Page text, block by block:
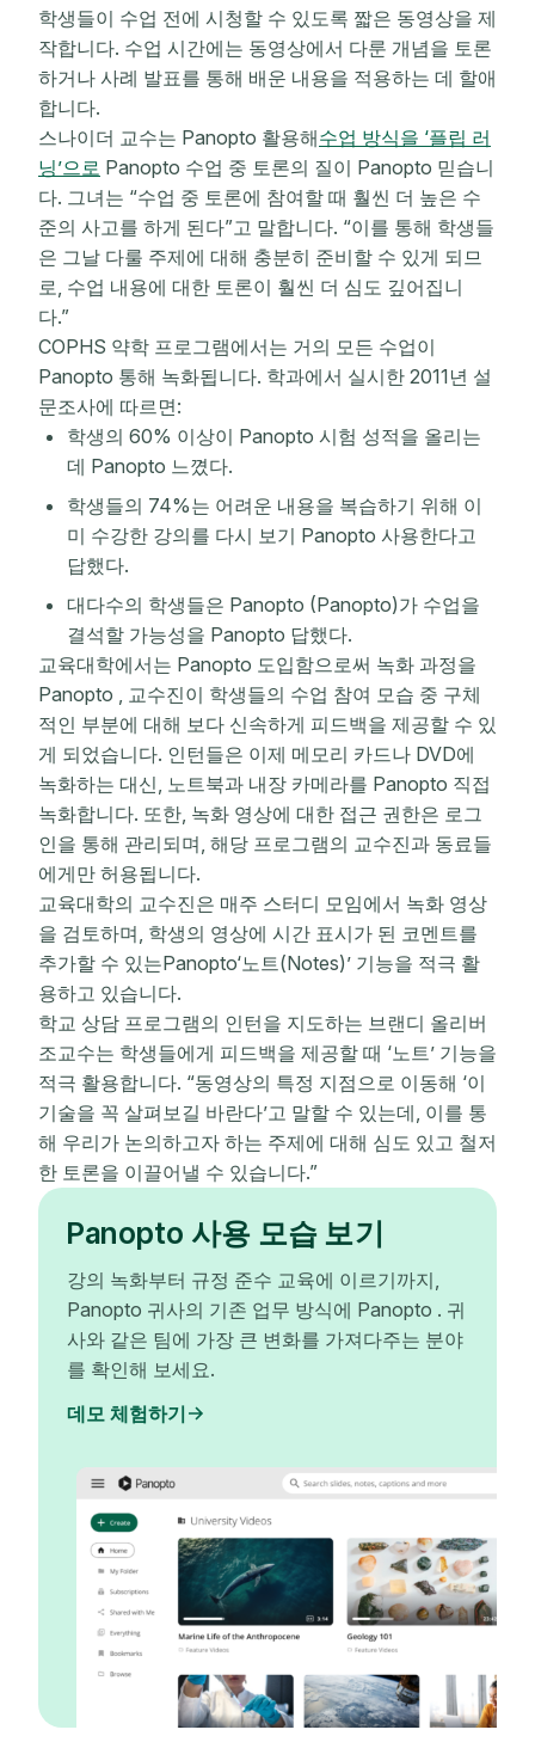
학생들이 수업 전에 시청할 수 있도록 짧은 동영상을 제
작합니다. 수업 시간에는 동영상에서 다룬 개념을 토론
하거나 사례 발표를 통해 배운 내용을 적용하는 데 할애
합니다.
스나이더 교수는 Panopto 활용해수업 방식을 ‘플립 러
닝’으로 Panopto 수업 중 토론의 질이 Panopto 믿습니
다. 그녀는 “수업 중 토론에 참여할 때 훨씬 더 높은 수
준의 사고를 하게 된다”고 말합니다. “이를 통해 학생들
은 그날 다룰 주제에 대해 충분히 준비할 수 있게 되므
로, 수업 내용에 대한 토론이 훨씬 더 심도 깊어집니
다.”
COPHS 약학 프로그램에서는 거의 모든 수업이
Panopto 통해 녹화됩니다. 학과에서 실시한 2011년 설
문조사에 따르면:
학생의 60% 이상이 Panopto 시험 성적을 올리는
데 Panopto 느꼈다.
학생들의 74%는 어려운 내용을 복습하기 위해 이
미 수강한 강의를 다시 보기 Panopto 사용한다고
답했다.
대다수의 학생들은 Panopto (Panopto)가 수업을
결석할 가능성을 Panopto 답했다.
교육대학에서는 Panopto 도입함으로써 녹화 과정을
Panopto , 교수진이 학생들의 수업 참여 모습 중 구체
적인 부분에 대해 보다 신속하게 피드백을 제공할 수 있
게 되었습니다. 인턴들은 이제 메모리 카드나 DVD에
녹화하는 대신, 노트북과 내장 카메라를 Panopto 직접
녹화합니다. 또한, 녹화 영상에 대한 접근 권한은 로그
인을 통해 관리되며, 해당 프로그램의 교수진과 동료들
에게만 허용됩니다.
교육대학의 교수진은 매주 스터디 모임에서 녹화 영상
을 검토하며, 학생의 영상에 시간 표시가 된 코멘트를
추가할 수 있는Panopto‘노트(Notes)’ 기능을 적극 활
용하고 있습니다.
학교 상담 프로그램의 인턴을 지도하는 브랜디 올리버
조교수는 학생들에게 피드백을 제공할 때 ‘노트’ 기능을
적극 활용합니다. “동영상의 특정 지점으로 이동해 ‘이
기술을 꼭 살펴보길 바란다’고 말할 수 있는데, 이를 통
해 우리가 논의하고자 하는 주제에 대해 심도 있고 철저
한 토론을 이끌어낼 수 있습니다.”
Panopto 사용 모습 보기
강의 녹화부터 규정 준수 교육에 이르기까지,
Panopto 귀사의 기존 업무 방식에 Panopto . 귀
사와 같은 팀에 가장 큰 변화를 가져다주는 분야
를 확인해 보세요.
데모 체험하기